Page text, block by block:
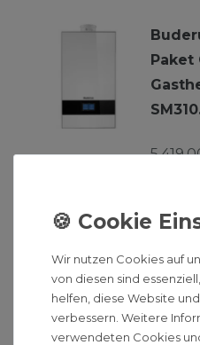
Paket
Wir nutzen Cookies auf
von diesen sind
helfen, diese Website
verbessern. Weitere
verwendeten Cookies